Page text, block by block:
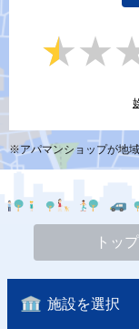
※アパマンショップが地
トップ
施設を選択